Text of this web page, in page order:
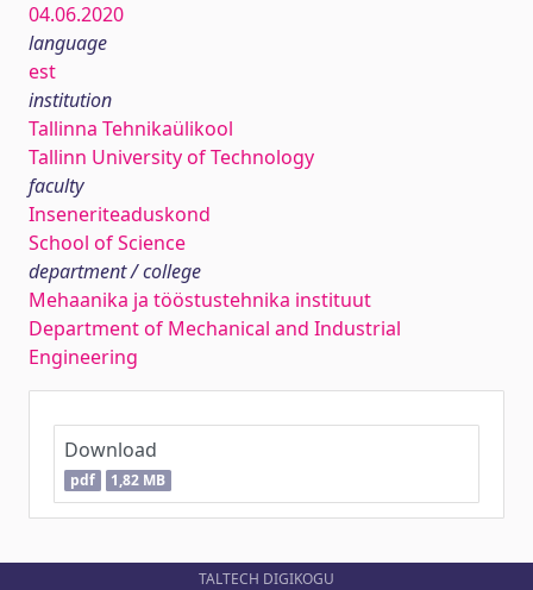
04.06.2020
language
est
institution
Tallinna Tehnikaülikool
Tallinn University of Technology
faculty
Inseneriteaduskond
School of Science
department / college
Mehaanika ja tööstustehnika instituut
Department of Mechanical and Industrial
Engineering
Download
pdf 1,82 MB
TALTECH DIGIKOGU